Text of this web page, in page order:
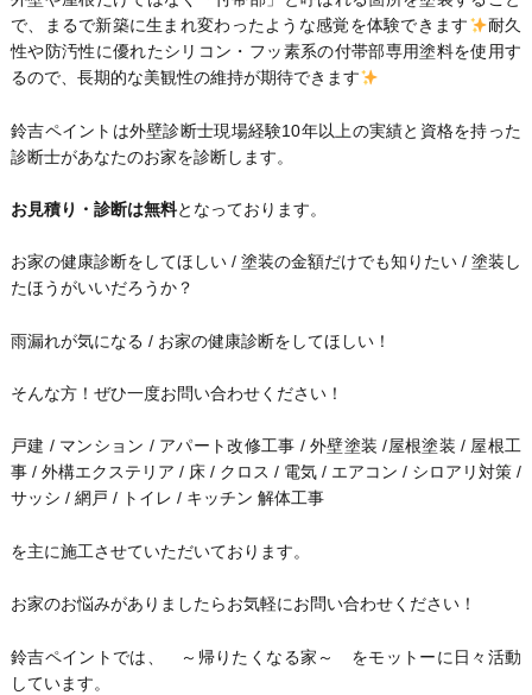
で、まるで新築に生まれ変わったような感覚を体験できます
耐久
性や防汚性に優れたシリコン・フッ素系の付帯部専用塗料を使用す
るので、長期的な美観性の維持が期待できます
鈴吉ペイントは外壁診断士現場経験10年以上の実績と資格を持った
診断士があなたのお家を診断します。
お見積り・診断は無料となっております。
お家の健康診断をしてほしい / 塗装の金額だけでも知りたい / 塗装し
たほうがいいだろうか？
雨漏れが気になる / お家の健康診断をしてほしい！
そんな方！ぜひ一度お問い合わせください！
戸建 / マンション / アパート改修工事 / 外壁塗装 /屋根塗装 / 屋根工
事 / 外構エクステリア / 床 / クロス / 電気 / エアコン / シロアリ対策 /
サッシ / 網戸 / トイレ / キッチン 解体工事
を主に施工させていただいております。
お家のお悩みがありましたらお気軽にお問い合わせください！
鈴吉ペイントでは、 ～帰りたくなる家～ をモットーに日々活動
しています。